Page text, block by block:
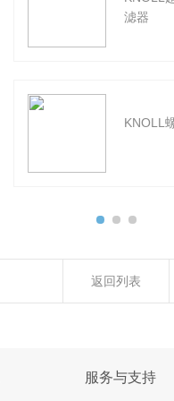
滤器
KNOLL
返回列表
服务与支持